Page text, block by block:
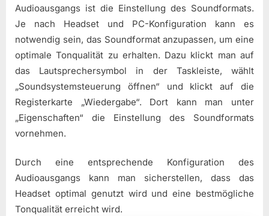
Audioausgangs ist die Einstellung des Soundformats.
Je nach Headset und PC-Konfiguration kann es
notwendig sein, das Soundformat anzupassen, um eine
optimale Tonqualität zu erhalten. Dazu klickt man auf
das Lautsprechersymbol in der Taskleiste, wählt
„Soundsystemsteuerung öffnen“ und klickt auf die
Registerkarte „Wiedergabe“. Dort kann man unter
„Eigenschaften“ die Einstellung des Soundformats
vornehmen.
Durch eine entsprechende Konfiguration des
Audioausgangs kann man sicherstellen, dass das
Headset optimal genutzt wird und eine bestmögliche
Tonqualität erreicht wird.